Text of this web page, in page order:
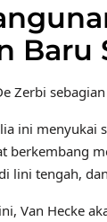
Baru
Zerbi
ini menyukai
berkembang
lini tengah,
Van Hecke